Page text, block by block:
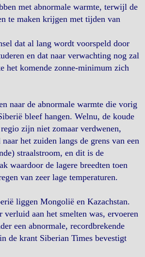
met abnormale warmte, terwijl de
te maken krijgen met tijden van
dat al lang wordt voorspeld door
en dat naar verwachting nog zal
het komende zonne-minimum zich
naar de abnormale warmte die vorig
bleef hangen. Welnu, de koude
zijn niet zomaar verdwenen,
het zuiden langs de grens van een
straalstroom, en dit is de
waardoor de lagere breedten toen
van zeer lage temperaturen.
liggen Mongolië en Kazachstan.
aan het smelten was, ervoeren
een abnormale, recordbrekende
de krant Siberian Times bevestigt